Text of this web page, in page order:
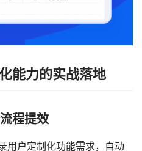
能力的实战落地
程提效
用户定制化功能需求，自动